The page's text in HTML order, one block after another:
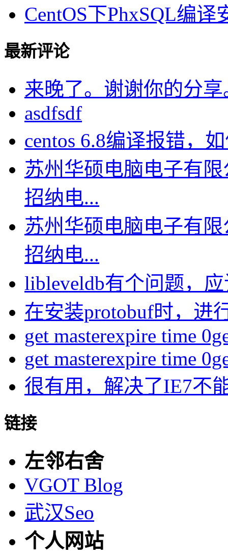
CentOS下PhxSQL编译
最新评论
来晚了。谢谢你的分享
asdfsdf
centos 6.8编译报错，
苏州华硕电脑电子有
招纳电...
苏州华硕电脑电子有
招纳电...
libleveldb有个问题，
在安装protobuf时，进
get masterexpire time
get masterexpire time
很有用，解决了IE7不
链接
左邻右舍
VGOT Blog
武汉Seo
个人网站